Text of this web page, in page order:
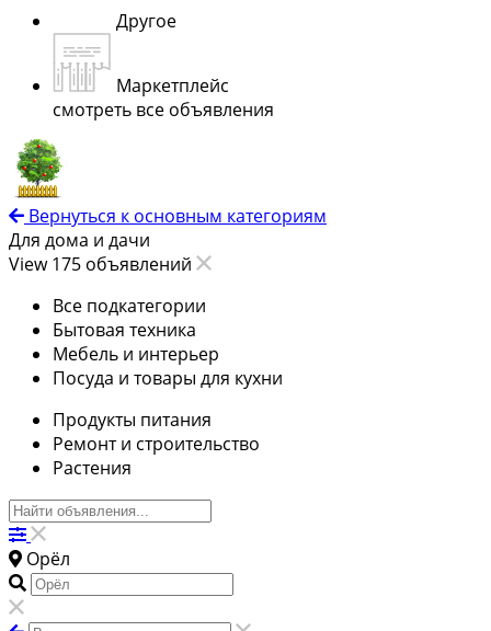
Другое
Маркетплейс
смотреть все объявления
Вернуться к основным категориям
Для дома и дачи
View 175 объявлений
Все подкатегории
Бытовая техника
Мебель и интерьер
Посуда и товары для кухни
Продукты питания
Ремонт и строительство
Растения
Орёл